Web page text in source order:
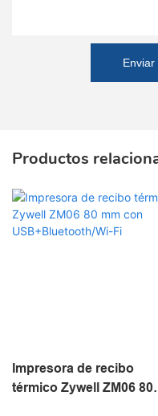
Enviar
Productos
Impresora de recibo
térmico Zywell ZM06 80